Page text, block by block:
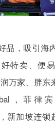
品，吸引海
特卖、便易
万家、胖东
，菲律
新加坡连锁